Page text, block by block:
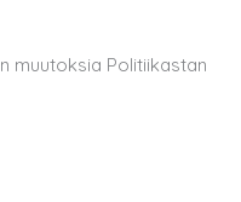
muutoksia Politiikastan